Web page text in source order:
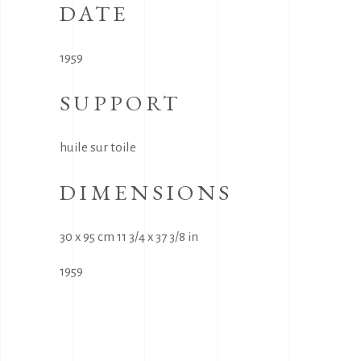
DATE
1959
SUPPORT
huile sur toile
DIMENSIONS
30 x 95 cm 11 3/4 x 37 3/8 in
1959